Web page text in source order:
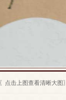
〖点击上图查看清晰大图〗